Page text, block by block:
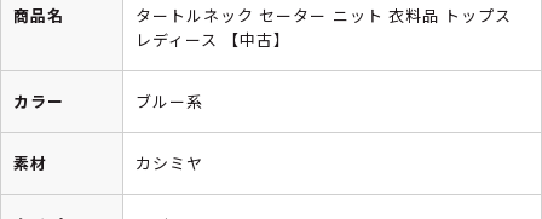
商品名
タートルネック セーター ニット 衣料品 トップス
レディース 【中古】
カラー ブルー系
素材 カシミヤ